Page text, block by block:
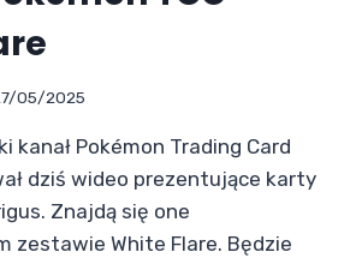
05/2025
kanał Pokémon Trading Card
dziś wideo prezentujące karty
Znajdą się one
zestawie White Flare. Będzie